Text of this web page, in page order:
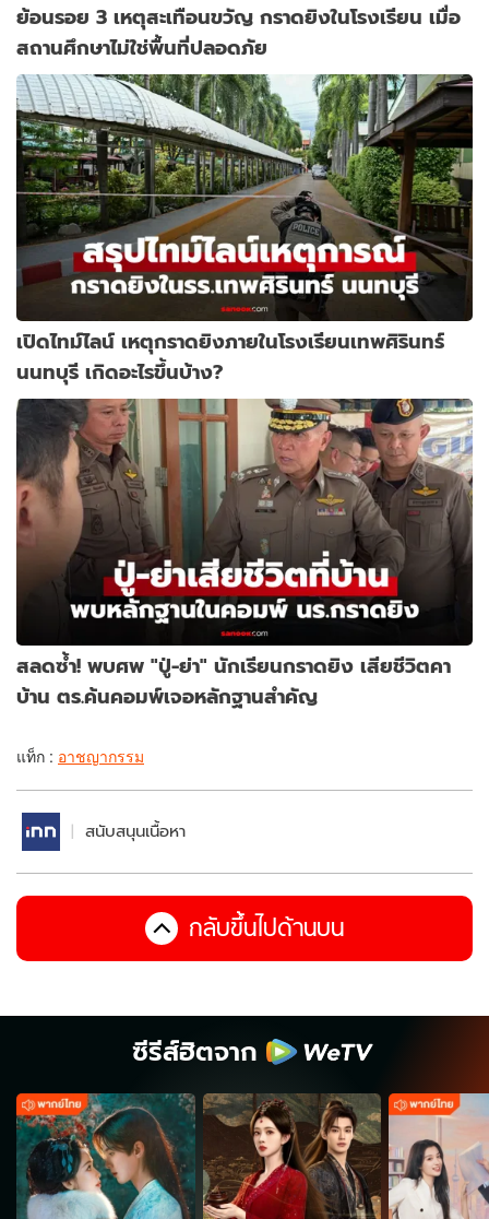
ย้อนรอย 3 เหตุสะเทือนขวัญ กราดยิงในโรงเรียน เมื่อ
สถานศึกษาไม่ใช่พื้นที่ปลอดภัย
เปิดไทม์ไลน์ เหตุกราดยิงภายในโรงเรียนเทพศิรินทร์
นนทบุรี เกิดอะไรขึ้นบ้าง?
สลดซ้ำ! พบศพ "ปู่-ย่า" นักเรียนกราดยิง เสียชีวิตคา
บ้าน ตร.ค้นคอมพ์เจอหลักฐานสำคัญ
แท็ก : อาชญากรรม
สนับสนุนเนื้อหา
กลับขึ้นไปด้านบน
ซีรีส์ฮิตจาก